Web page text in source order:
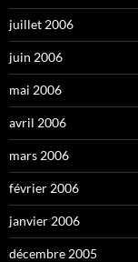
juillet 2006
juin 2006
mai 2006
avril 2006
mars 2006
février 2006
janvier 2006
décembre 2005